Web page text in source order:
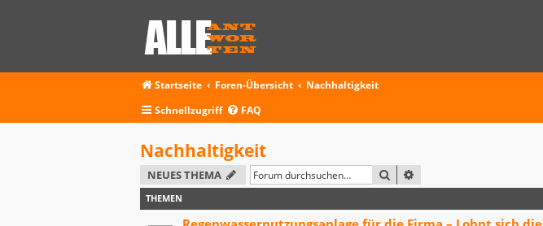
Startseite Foren-Übersicht
Nachhaltigkeit
Schnellzugriff
FAQ
Nachhaltigkeit
NEUES THEMA SUCHE
THEMEN